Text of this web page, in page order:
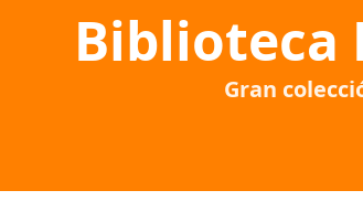
Biblioteca
Gran